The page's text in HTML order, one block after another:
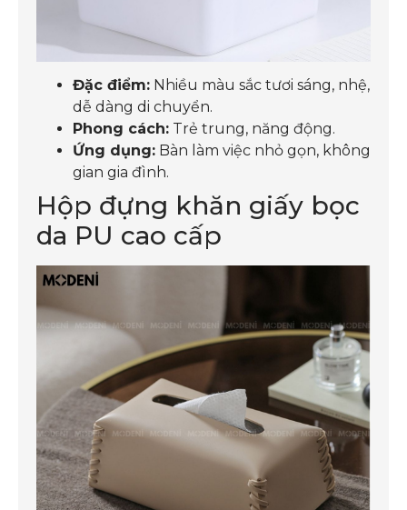
Đặc điểm: Nhiều màu sắc tươi sáng, nhệ,
dễ dàng di chuyển.
Phong cách: Trẻ trung, năng động.
Ứng dụng: Bàn làm việc nhỏ gọn, không
gian gia đình.
Hộp đựng khăn giấy bọc
da PU cao cấp